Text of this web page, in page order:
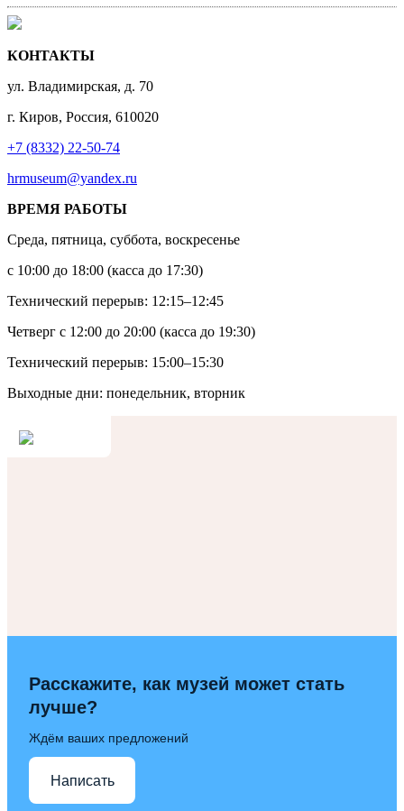
КОНТАКТЫ
ул. Владимирская, д. 70
г. Киров, Россия, 610020
+7 (8332) 22-50-74
hrmuseum@yandex.ru
ВРЕМЯ РАБОТЫ
Среда, пятница, суббота, воскресенье
с 10:00 до 18:00 (касса до 17:30)
Технический перерыв: 12:15–12:45
Четверг с 12:00 до 20:00 (касса до 19:30)
Технический перерыв: 15:00–15:30
Выходные дни: понедельник, вторник
Расскажите, как музей может стать
лучше?
Ждём ваших предложений
Написать